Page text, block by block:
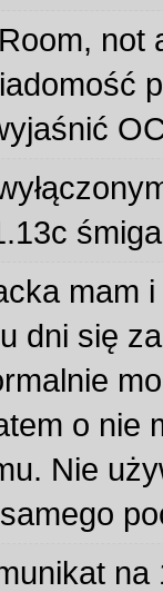
not
śmiga
mam
dni się
o nie
Nie